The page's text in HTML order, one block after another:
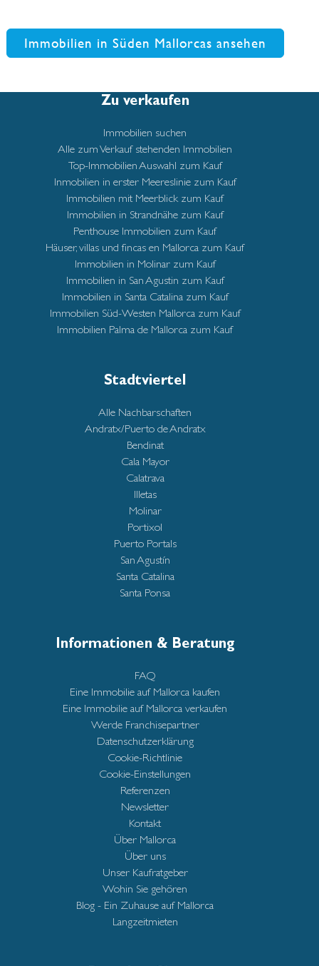
Immobilien in Süden Mallorcas ansehen
Zu verkaufen
Immobilien suchen
Alle zum Verkauf stehenden Immobilien
Top-Immobilien Auswahl zum Kauf
Inmobilien in erster Meereslinie zum Kauf
Immobilien mit Meerblick zum Kauf
Immobilien in Strandnähe zum Kauf
Penthouse Immobilien zum Kauf
Häuser, villas und fincas en Mallorca zum Kauf
Immobilien in Molinar zum Kauf
Immobilien in San Agustin zum Kauf
Immobilien in Santa Catalina zum Kauf
Immobilien Süd-Westen Mallorca zum Kauf
Immobilien Palma de Mallorca zum Kauf
Stadtviertel
Alle Nachbarschaften
Andratx/Puerto de Andratx
Bendinat
Cala Mayor
Calatrava
Illetas
Molinar
Portixol
Puerto Portals
San Agustín
Santa Catalina
Santa Ponsa
Informationen & Beratung
FAQ
Eine Immobilie auf Mallorca kaufen
Eine Immobilie auf Mallorca verkaufen
Werde Franchisepartner
Datenschutzerklärung
Cookie-Richtlinie
Cookie-Einstellungen
Referenzen
Newsletter
Kontakt
Über Mallorca
Über uns
Unser Kaufratgeber
Wohin Sie gehören
Blog - Ein Zuhause auf Mallorca
Langzeitmieten